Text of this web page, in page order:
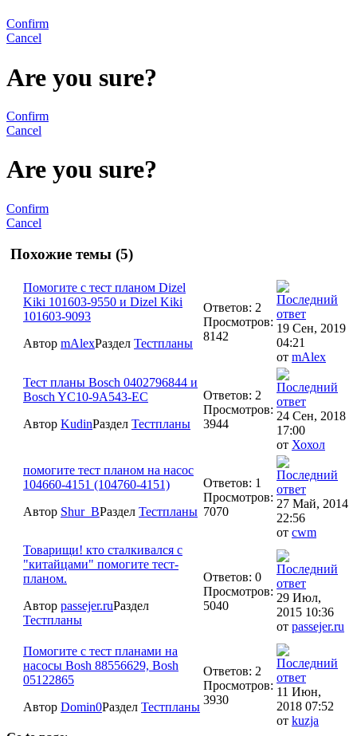
Confirm
Cancel
Are you sure?
Confirm
Cancel
Are you sure?
Confirm
Cancel
Похожие темы (5)
Помогите с тест планом Dizel
Kiki 101603-9550 и Dizel Kiki
101603-9093
Автор mAlexРаздел Тестпланы
Ответов: 2
Просмотров:
8142
19 Сен, 2019
04:21
от mAlex
Тест планы Bosch 0402796844 и
Bosch YC10-9A543-EC
Автор KudinРаздел Тестпланы
Ответов: 2
Просмотров:
3944
24 Сен, 2018
17:00
от Хохол
помогите тест планом на насос
104660-4151 (104760-4151)
Автор Shur_BРаздел Тестпланы
Ответов: 1
Просмотров:
7070
27 Май, 2014
22:56
от cwm
Товарищи! кто сталкивался с
"китайцами" помогите тест-
планом.
Автор passejer.ruРаздел
Тестпланы
Ответов: 0
Просмотров:
5040
29 Июл,
2015 10:36
от passejer.ru
Помогите с тест планами на
насосы Bosh 88556629, Bosh
05122865
Автор Domin0Раздел Тестпланы
Ответов: 2
Просмотров:
3930
11 Июн,
2018 07:52
от kuzja